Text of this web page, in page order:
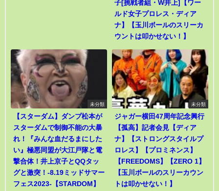
子[挑戦者組・W井上]【ワー
ルド女子プロレス・ディア
ナ】【玉川ボールのスリーカ
ウントは叩かせない！】
未分類
【スターダム】ダンプ松本が
スターダムで制御不能の大暴
れ！『みんな血だるまにした
い』極悪同盟が大江戸隊と電
撃合体！井上京子とQQタッ
グと激突！-8.19ミッドサマー
フェス2023-【STARDOM】
未分類
ジャガー横田47周年記念興行
【孤高】記者会見【ディア
ナ】【ストロングスタイルプ
ロレス】【プロミネンス】
【FREEDOMS】【ZERO 1】
【玉川ボールのスリーカウン
トは叩かせない！】